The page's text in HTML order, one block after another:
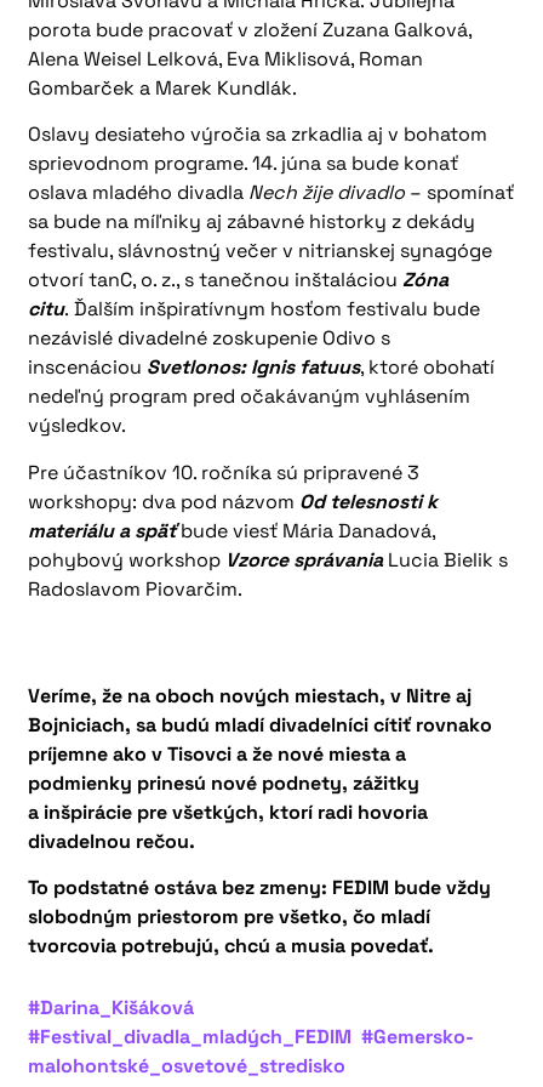
porota bude pracovať v zložení Zuzana Galková,
Alena Weisel Lelková, Eva Miklisová, Roman
Gombarček a Marek Kundlák.
Oslavy desiateho výročia sa zrkadlia aj v bohatom
sprievodnom programe. 14. júna sa bude konať
oslava mladého divadla Nech žije divadlo – spomínať
sa bude na míľniky aj zábavné historky z dekády
festivalu, slávnostný večer v nitrianskej synagóge
otvorí tanC, o. z., s tanečnou inštaláciou Zóna
citu. Ďalším inšpiratívnym hosťom festivalu bude
nezávislé divadelné zoskupenie Odivo s
inscenáciou Svetlonos: Ignis fatuus, ktoré obohatí
nedeľný program pred očakávaným vyhlásením
výsledkov.
Pre účastníkov 10. ročníka sú pripravené 3
workshopy: dva pod názvom Od telesnosti k
materiálu a späťbude viesť Mária Danadová,
pohybový workshop Vzorce správaniaLucia Bielik s
Radoslavom Piovarčim.
Veríme, že na oboch nových miestach, v Nitre aj
Bojniciach, sa budú mladí divadelníci cítiť rovnako
príjemne ako v Tisovci a že nové miesta a
podmienky prinesú nové podnety, zážitky
a inšpirácie pre všetkých, ktorí radi hovoria
divadelnou rečou.
To podstatné ostáva bez zmeny: FEDIM bude vždy
slobodným priestorom pre všetko, čo mladí
tvorcovia potrebujú, chcú a musia povedať.
#Darina_Kišáková
#Festival_divadla_mladých_FEDIM #Gemersko-
malohontské_osvetové_stredisko